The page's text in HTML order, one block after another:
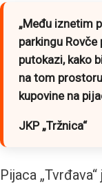
„Među iznetim
parkingu
putokazi, kako
na tom
kupovine na
JKP „Tržnica“
Pijaca